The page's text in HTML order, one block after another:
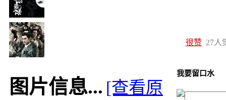
很赞 27人
我要留口水
图片信息... [查看原